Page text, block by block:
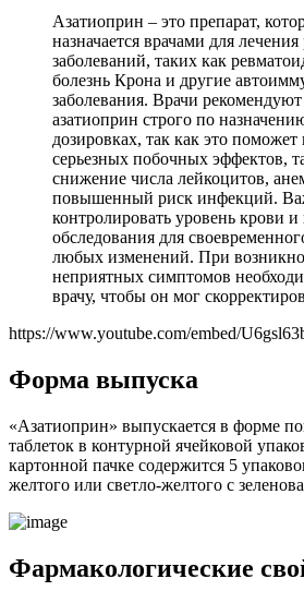
Азатиоприн – это препарат,
назначается врачами для
заболеваний, таких как
болезнь Крона и другие
заболевания. Врачи
азатиоприн строго по
дозировках, так как это поможет
серьезных побочных эффектов,
снижение числа лейкоцитов,
повышенный риск инфекций.
контролировать уровень крови и
обследования для
любых изменений. При
неприятных симптомов
врачу, чтобы он мог
https://www.youtube.com/embed/
Форма выпуска
«Азатиоприн» выпускается в форме
таблеток в контурной ячейковой
картонной пачке содержится 5
желтого или светло-желтого с
Фармакологические